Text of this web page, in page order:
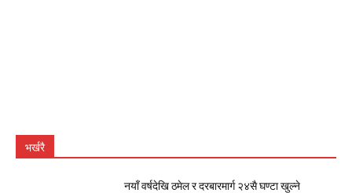
भर्खरै
नयाँ वर्षदेखि ठमेल र दरबारमार्ग २४सै घण्टा खुल्ने